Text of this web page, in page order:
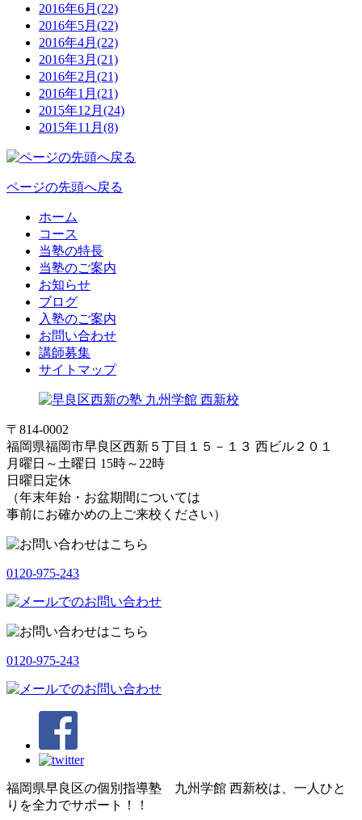
2016年6月(22)
2016年5月(22)
2016年4月(22)
2016年3月(21)
2016年2月(21)
2016年1月(21)
2015年12月(24)
2015年11月(8)
ページの先頭へ戻る
ホーム
コース
当塾の特長
当塾のご案内
お知らせ
ブログ
入塾のご案内
お問い合わせ
講師募集
サイトマップ
〒814-0002
福岡県福岡市早良区西新５丁目１５－１３ 西ビル２０１
月曜日～土曜日 15時～22時
日曜日定休
（年末年始・お盆期間については
事前にお確かめの上ご来校ください）
0120-975-243
0120-975-243
福岡県早良区の個別指導塾 九州学館 西新校は、一人ひと
りを全力でサポート！！